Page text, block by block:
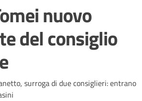
nuovo
del consiglio
notizia
surroga di due consiglieri: entrano